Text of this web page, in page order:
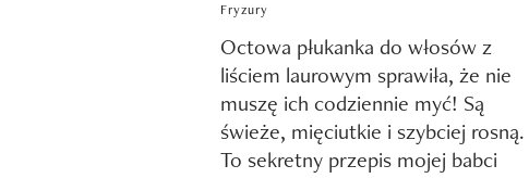
Fryzury
Octowa płukanka do włosów z
liściem laurowym sprawiła, że nie
muszę ich codziennie myć! Są
świeże, mięciutkie i szybciej rosną.
To sekretny przepis mojej babci